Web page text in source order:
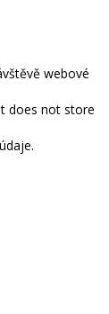
webové
does not store